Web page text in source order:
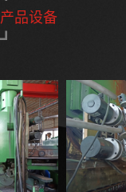
产品设备